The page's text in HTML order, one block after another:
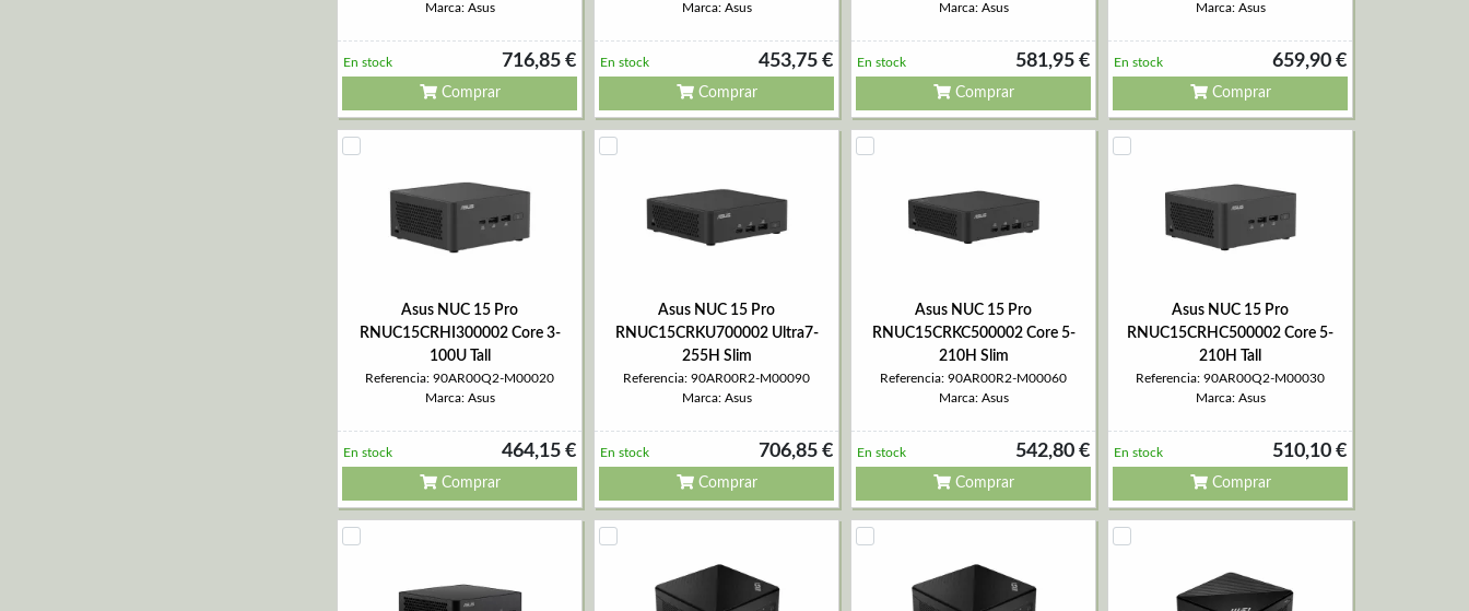
Marca: Asus
716,85 €
En stock
Comprar
Marca: Asus
453,75 €
En stock
Comprar
Marca: Asus
581,95 €
En stock
Comprar
Marca: Asus
659,90 €
En stock
Comprar
Asus NUC 15 Pro
RNUC15CRHI300002 Core 3-
100U Tall
Referencia: 90AR00Q2-M00020
Marca: Asus
464,15 €
En stock
Comprar
Asus NUC 15 Pro
RNUC15CRKU700002 Ultra7-
255H Slim
Referencia: 90AR00R2-M00090
Marca: Asus
706,85 €
En stock
Comprar
Asus NUC 15 Pro
RNUC15CRKC500002 Core 5-
210H Slim
Referencia: 90AR00R2-M00060
Marca: Asus
542,80 €
En stock
Comprar
Asus NUC 15 Pro
RNUC15CRHC500002 Core 5-
210H Tall
Referencia: 90AR00Q2-M00030
Marca: Asus
510,10 €
En stock
Comprar